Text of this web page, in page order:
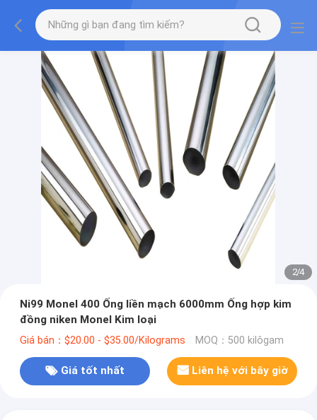
2/4
Ni99 Monel 400 Ống liền mạch 6000mm Ống hợp kim
đồng niken Monel Kim loại
Giá bán：$20.00 - $35.00/Kilograms MOQ：500 kilôgam
Giá tốt nhất Liên hệ với bây giờ